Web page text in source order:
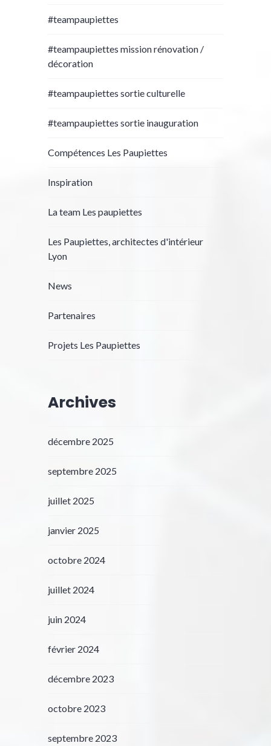
#teampaupiettes
#teampaupiettes mission rénovation /
décoration
#teampaupiettes sortie culturelle
#teampaupiettes sortie inauguration
Compétences Les Paupiettes
Inspiration
La team Les paupiettes
Les Paupiettes, architectes d'intérieur
Lyon
News
Partenaires
Projets Les Paupiettes
Archives
décembre 2025
septembre 2025
juillet 2025
janvier 2025
octobre 2024
juillet 2024
juin 2024
février 2024
décembre 2023
octobre 2023
septembre 2023